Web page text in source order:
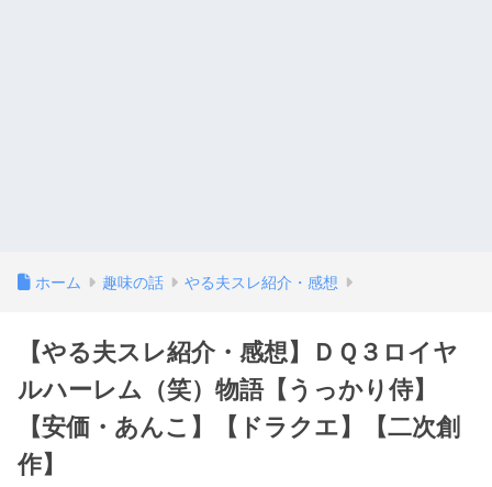
ホーム 趣味の話 やる夫スレ紹介・感想
【やる夫スレ紹介・感想】ＤＱ３ロイヤ
ルハーレム（笑）物語【うっかり侍】
【安価・あんこ】【ドラクエ】【二次創
作】